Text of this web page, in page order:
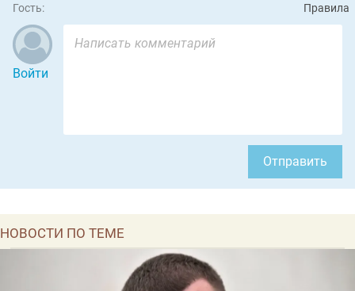
Гость: Правила
Войти
Отправить
НОВОСТИ ПО ТЕМЕ